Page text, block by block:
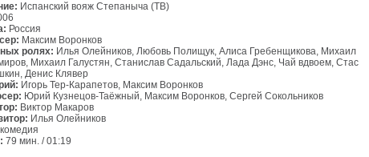
Испанский вояж Степаныча (ТВ)
Россия
Максим Воронков
ролях: Илья Олейников, Любовь Полищук, Алиса Гребенщикова, Михаил
Михаил Галустян, Станислав Садальский, Лада Дэнс, Чай вдвоем, Стас
Денис Клявер
Игорь Тер-Карапетов, Максим Воронков
Юрий Кузнецов-Таёжный, Максим Воронков, Сергей Сокольников
Виктор Макаров
Илья Олейников
комедия
79 мин. / 01:19